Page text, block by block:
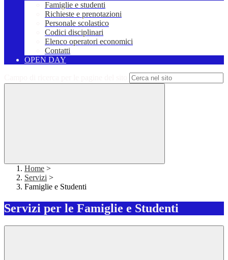
Famiglie e studenti
Richieste e prenotazioni
Personale scolastico
Codici disciplinari
Elenco operatori economici
Contatti
OPEN DAY
Home >
Servizi >
Famiglie e Studenti
Servizi per le Famiglie e Studenti